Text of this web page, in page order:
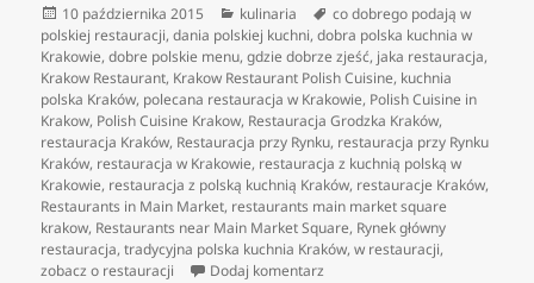
Data
publikacji
10 października 2015 Kategorie
kulinaria Tagi
co dobrego podają w
polskiej restauracji,dania polskiej kuchni,dobra polska kuchnia w
Krakowie,dobre polskie menu,gdzie dobrze zjeść, jaka restauracja,
Krakow Restaurant, Krakow Restaurant Polish Cuisine, kuchnia
polska Kraków, polecana restauracja w Krakowie, Polish Cuisine in
Krakow, Polish Cuisine Krakow, Restauracja Grodzka Kraków,
restauracja Kraków, Restauracja przy Rynku, restauracja przy Rynku
Kraków, restauracja w Krakowie, restauracja z kuchnią polską w
Krakowie, restauracja z polską kuchnią Kraków, restauracje Kraków,
Restaurants in Main Market, restaurants main market square
krakow, Restaurants near Main Market Square, Rynek główny
restauracja,tradycyjna polska kuchnia Kraków,w restauracji,
zobacz o restauracji
Dodaj komentarz